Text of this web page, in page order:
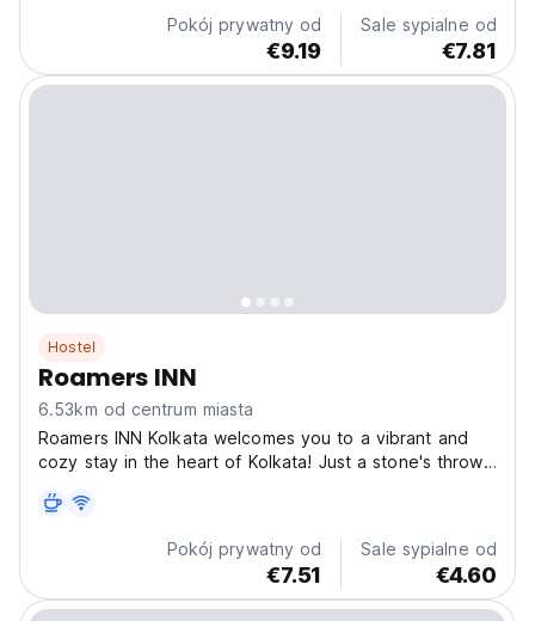
Pokój prywatny od
€9.19
Sale sypialne od
€7.81
Hostel
Roamers INN
6.53km od centrum miasta
Roamers INN Kolkata welcomes you to a vibrant and
cozy stay in the heart of Kolkata! Just a stone's throw
Rashbehari Road crossing, our hostel is your perfect
base for exploring this incredible city. Experience...
Pokój prywatny od
€7.51
Sale sypialne od
€4.60